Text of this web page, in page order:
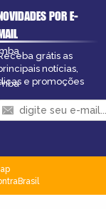
POR E-
grátis as
notícias,
e promoções